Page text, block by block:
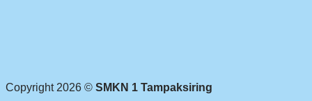
Copyright 2026 © SMKN 1 Tampaksiring